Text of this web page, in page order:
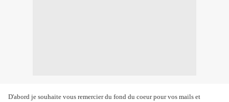
D'abord je souhaite vous remercier du fond du coeur pour vos mails et